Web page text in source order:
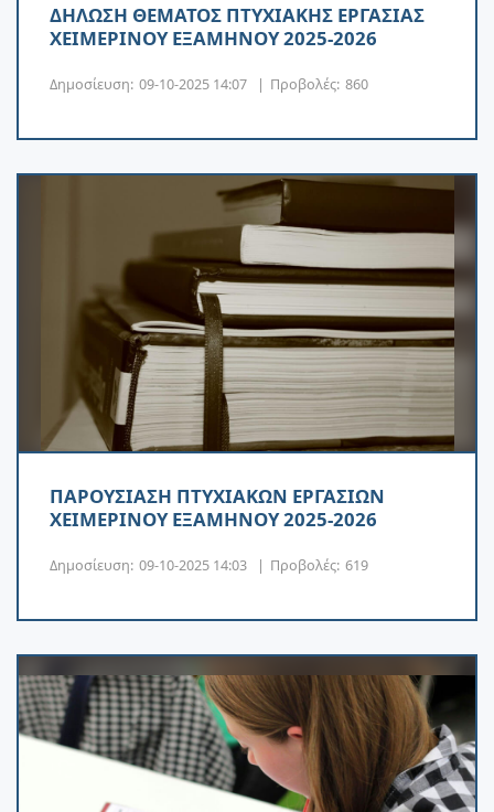
ΔΗΛΩΣΗ ΘΕΜΑΤΟΣ ΠΤΥΧΙΑΚΗΣ ΕΡΓΑΣΙΑΣ
ΧΕΙΜΕΡΙΝΟΥ ΕΞΑΜΗΝΟΥ 2025-2026
Δημοσίευση: 09-10-2025 14:07 | Προβολές: 860
ΠΑΡΟΥΣΙΑΣΗ ΠΤΥΧΙΑΚΩΝ ΕΡΓΑΣΙΩΝ
ΧΕΙΜΕΡΙΝΟΥ ΕΞΑΜΗΝΟΥ 2025-2026
Δημοσίευση: 09-10-2025 14:03 | Προβολές: 619